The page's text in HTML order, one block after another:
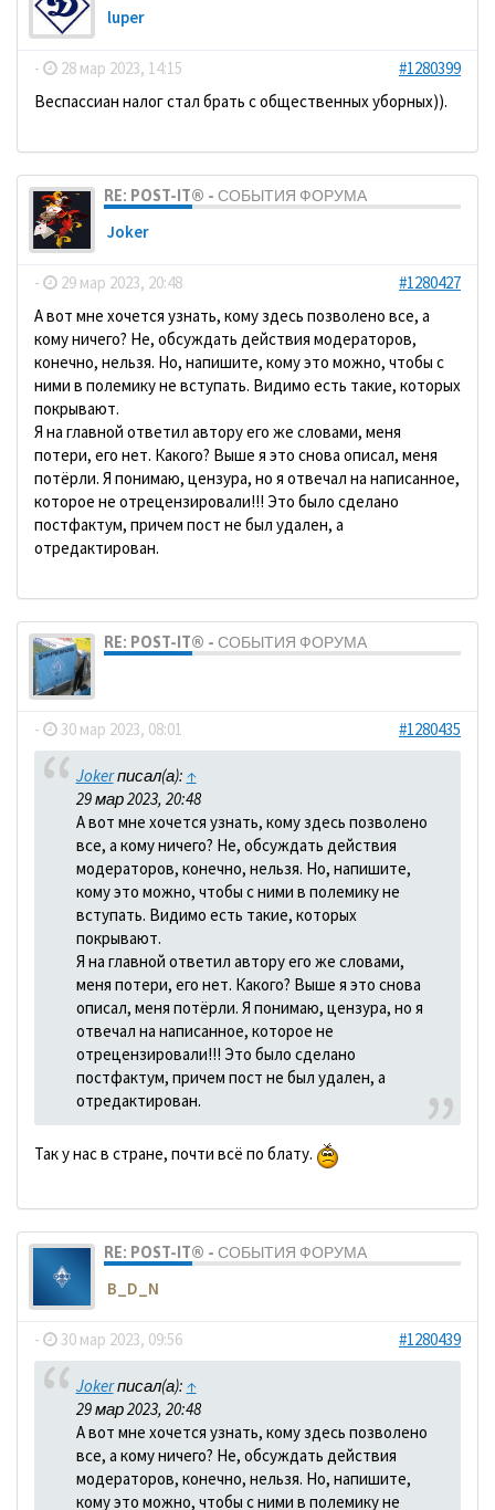
luper
- 28 мар 2023, 14:15
#1280399
Веспассиан налог стал брать с общественных уборных)).
RE: POST-IT® - СОБЫТИЯ ФОРУМА
Joker
- 29 мар 2023, 20:48
#1280427
А вот мне хочется узнать, кому здесь позволено все, а
кому ничего? Не, обсуждать действия модераторов,
конечно, нельзя. Но, напишите, кому это можно, чтобы с
ними в полемику не вступать. Видимо есть такие, которых
покрывают.
Я на главной ответил автору его же словами, меня
потери, его нет. Какого? Выше я это снова описал, меня
потёрли. Я понимаю, цензура, но я отвечал на написанное,
которое не отрецензировали!!! Это было сделано
постфактум, причем пост не был удален, а
отредактирован.
RE: POST-IT® - СОБЫТИЯ ФОРУМА
- 30 мар 2023, 08:01 #1280435
Jokerписал(а): ↑
29 мар 2023, 20:48
А вот мне хочется узнать, кому здесь позволено
все, а кому ничего? Не, обсуждать действия
модераторов, конечно, нельзя. Но, напишите,
кому это можно, чтобы с ними в полемику не
вступать. Видимо есть такие, которых
покрывают.
Я на главной ответил автору его же словами,
меня потери, его нет. Какого? Выше я это снова
описал, меня потёрли. Я понимаю, цензура, но я
отвечал на написанное, которое не
отрецензировали!!! Это было сделано
постфактум, причем пост не был удален, а
отредактирован.
Так у нас в стране, почти всё по блату.
RE: POST-IT® - СОБЫТИЯ ФОРУМА
B_D_N
- 30 мар 2023, 09:56 #1280439
Jokerписал(а): ↑
29 мар 2023, 20:48
А вот мне хочется узнать, кому здесь позволено
все, а кому ничего? Не, обсуждать действия
модераторов, конечно, нельзя. Но, напишите,
кому это можно, чтобы с ними в полемику не